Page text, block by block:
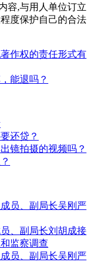
容,与用人单位订立
度保护自己的合法
作权的责任形式有
能退吗？
还贷？
镜拍摄的视频吗？
员、副局长吴刚严
、副局长刘胡成接
监察调查
员、副局长吴刚严